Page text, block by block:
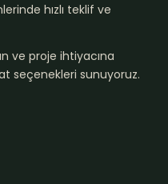
hızlı teklif ve
ve proje ihtiyacına
seçenekleri sunuyoruz.